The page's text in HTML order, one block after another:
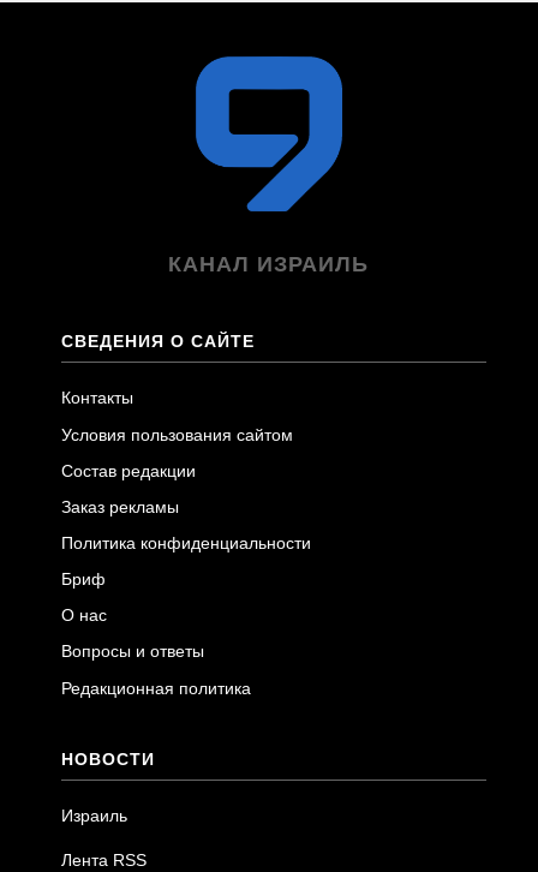
КАНАЛ ИЗРАИЛЬ
СВЕДЕНИЯ О САЙТЕ
Контакты
Условия пользования сайтом
Состав редакции
Заказ рекламы
Политика конфиденциальности
Бриф
О нас
Вопросы и ответы
Редакционная политика
НОВОСТИ
Израиль
Лента RSS